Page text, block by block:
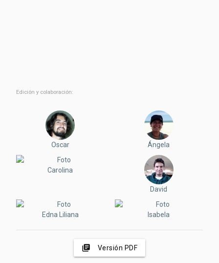
Edición y colaboración:
Oscar Ángela
Carolina
David
Edna Liliana Isabela
library_books Versión PDF